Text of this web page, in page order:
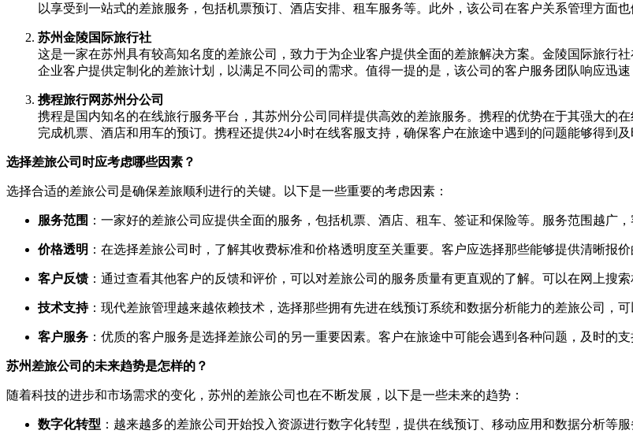
以享受到一站式的差旅服务，包括机票预订、酒店安排、租车服务等。此外，该公司在客户关系管理方面
苏州金陵国际旅行社
这是一家在苏州具有较高知名度的差旅公司，致力于为企业客户提供全面的差旅解决方案。金陵国际旅行
企业客户提供定制化的差旅计划，以满足不同公司的需求。值得一提的是，该公司的客户服务团队响应迅
携程旅行网苏州分公司
携程是国内知名的在线旅行服务平台，其苏州分公司同样提供高效的差旅服务。携程的优势在于其强大的
完成机票、酒店和用车的预订。携程还提供24小时在线客服支持，确保客户在旅途中遇到的问题能够得到
选择差旅公司时应考虑哪些因素？
选择合适的差旅公司是确保差旅顺利进行的关键。以下是一些重要的考虑因素：
服务范围 ：一家好的差旅公司应提供全面的服务，包括机票、酒店、租车、签证和保险等。服务范围越广，
价格透明 ：在选择差旅公司时，了解其收费标准和价格透明度至关重要。客户应选择那些能够提供清晰报
客户反馈 ：通过查看其他客户的反馈和评价，可以对差旅公司的服务质量有更直观的了解。可以在网上搜
技术支持：现代差旅管理越来越依赖技术，选择那些拥有先进在线预订系统和数据分析能力的差旅公司，可
客户服务 ：优质的客户服务是选择差旅公司的另一重要因素。客户在旅途中可能会遇到各种问题，及时的
苏州差旅公司的未来趋势是怎样的？
随着科技的进步和市场需求的变化，苏州的差旅公司也在不断发展，以下是一些未来的趋势：
数字化转型 ：越来越多的差旅公司开始投入资源进行数字化转型，提供在线预订、移动应用和数据分析等